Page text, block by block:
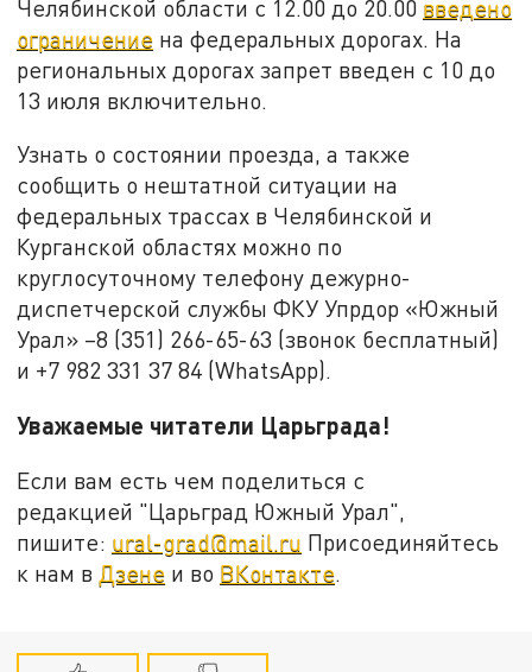
Челябинской области с 12.00 до 20.00 введено
ограничение на федеральных дорогах. На
региональных дорогах запрет введен с 10 до
13 июля включительно.
Узнать о состоянии проезда, а также
сообщить о нештатной ситуации на
федеральных трассах в Челябинской и
Курганской областях можно по
круглосуточному телефону дежурно-
диспетчерской службы ФКУ Упрдор «Южный
Урал» –8 (351) 266-65-63 (звонок бесплатный)
и +7 982 331 37 84 (WhatsApp).
Уважаемые читатели Царьграда!
Если вам есть чем поделиться с
редакцией "Царьград Южный Урал",
пишите: ural-grad@mail.ru Присоединяйтесь
к нам в Дзене и во ВКонтакте